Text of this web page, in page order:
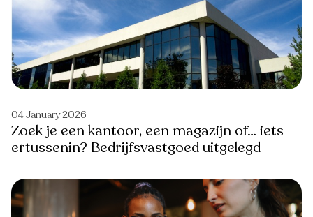
04 January 2026
Zoek je een kantoor, een magazijn of… iets
ertussenin? Bedrijfsvastgoed uitgelegd